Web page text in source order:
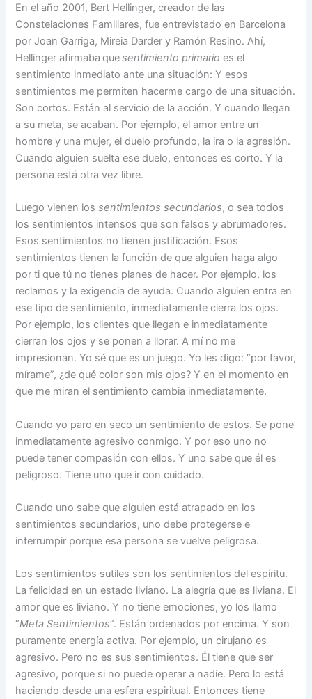
En el año 2001, Bert Hellinger, creador de las
Constelaciones Familiares, fue entrevistado en Barcelona
por Joan Garriga, Mireia Darder y Ramón Resino. Ahí,
Hellinger afirmaba quesentimiento primario es el
sentimiento inmediato ante una situación: Y esos
sentimientos me permiten hacerme cargo de una situación.
Son cortos. Están al servicio de la acción. Y cuando llegan
a su meta, se acaban. Por ejemplo, el amor entre un
hombre y una mujer, el duelo profundo, la ira o la agresión.
Cuando alguien suelta ese duelo, entonces es corto. Y la
persona está otra vez libre.
Luego vienen lossentimientos secundarios, o sea todos
los sentimientos intensos que son falsos y abrumadores.
Esos sentimientos no tienen justificación. Esos
sentimientos tienen la función de que alguien haga algo
por ti que tú no tienes planes de hacer. Por ejemplo, los
reclamos y la exigencia de ayuda. Cuando alguien entra en
ese tipo de sentimiento, inmediatamente cierra los ojos.
Por ejemplo, los clientes que llegan e inmediatamente
cierran los ojos y se ponen a llorar. A mí no me
impresionan. Yo sé que es un juego. Yo les digo: “por favor,
mírame”, ¿de qué color son mis ojos? Y en el momento en
que me miran el sentimiento cambia inmediatamente.
Cuando yo paro en seco un sentimiento de estos. Se pone
inmediatamente agresivo conmigo. Y por eso uno no
puede tener compasión con ellos. Y uno sabe que él es
peligroso. Tiene uno que ir con cuidado.
Cuando uno sabe que alguien está atrapado en los
sentimientos secundarios, uno debe protegerse e
interrumpir porque esa persona se vuelve peligrosa.
Los sentimientos sutiles son los sentimientos del espíritu.
La felicidad en un estado liviano. La alegría que es liviana. El
amor que es liviano. Y no tiene emociones, yo los llamo
“Meta Sentimientos”. Están ordenados por encima. Y son
puramente energía activa. Por ejemplo, un cirujano es
agresivo. Pero no es sus sentimientos. Él tiene que ser
agresivo, porque si no puede operar a nadie. Pero lo está
haciendo desde una esfera espiritual. Entonces tiene